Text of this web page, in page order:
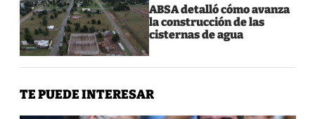
ABSA detalló cómo avanza
la construcción de las
cisternas de agua
TE PUEDE INTERESAR